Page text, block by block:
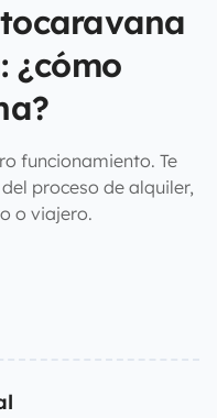
¿cómo
funcionamiento. Te
proceso de alquiler,
o viajero.